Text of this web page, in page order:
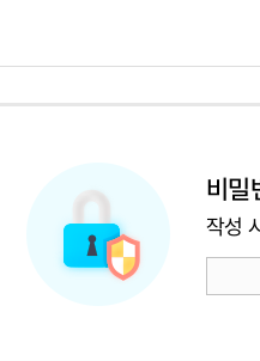
비밀
작성